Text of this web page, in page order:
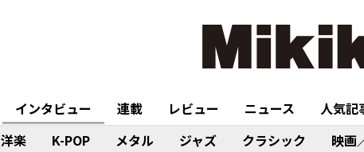
インタビュー 連載 レビュー ニュース 人気記
洋楽 K-POP メタル ジャズ クラシック 映画